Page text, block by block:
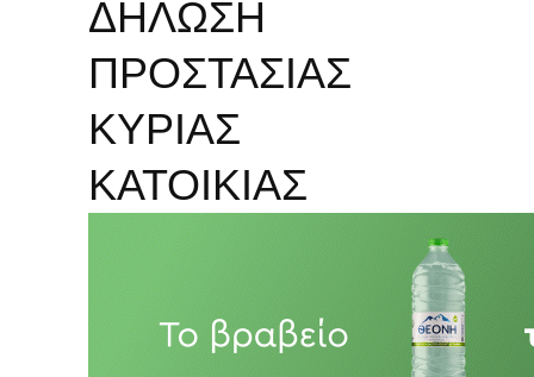
ΔΗΛΩΣΗ
ΠΡΟΣΤΑΣΙΑΣ
ΚΥΡΙΑΣ
ΚΑΤΟΙΚΙΑΣ